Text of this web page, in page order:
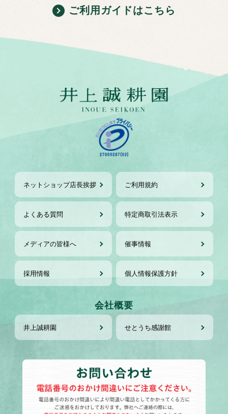
ご利用ガイドはこちら
ネットショップ店長挨拶 ご利用規約
よくある質問 特定商取引法表示
メディアの皆様へ 催事情報
採用情報 個人情報保護方針
会社概要
井上誠耕園 せとうち感謝館